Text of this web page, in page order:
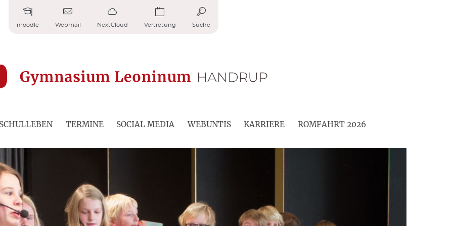
moodle Webmail NextCloud Vertretung Suche
SCHULLEBEN TERMINE SOCIAL MEDIA WEBUNTIS KARRIERE ROMFAHRT 2026